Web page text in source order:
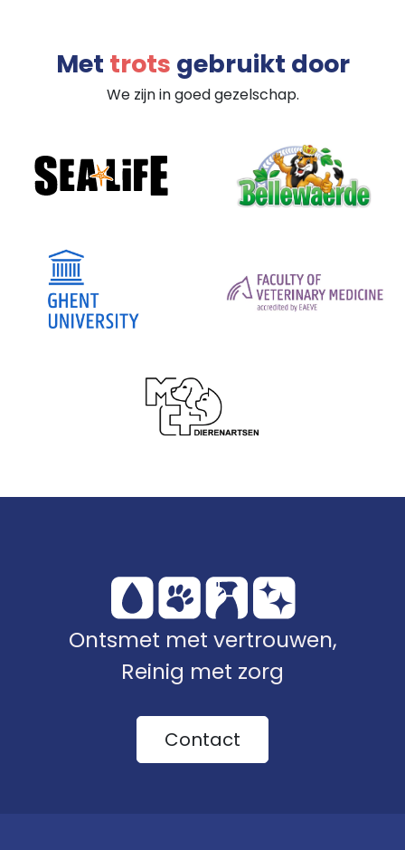
Met trots gebruikt door
We zijn in goed gezelschap.
Ontsmet met vertrouwen,
Reinig met zorg
Contact